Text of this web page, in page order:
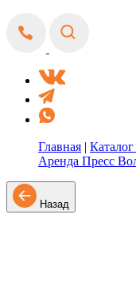
Главная |
Аренда Пресс
Назад